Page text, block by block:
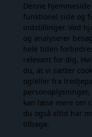
Denne
funktionel side og
indstillinger. Ved
og analyserer
hele tiden
relevant for dig.
du, at vi sætter
og/eller fra
personoplysninger,
kan læse mere om
du også altid har
tilbage.
Smukkeste
Øreringe i sølv med let
lukkes bagtil med lås.
vedhæng, så det kan
en smuk og helt unik
Prisen er for et sæt.
Øreringen måler ca. 2